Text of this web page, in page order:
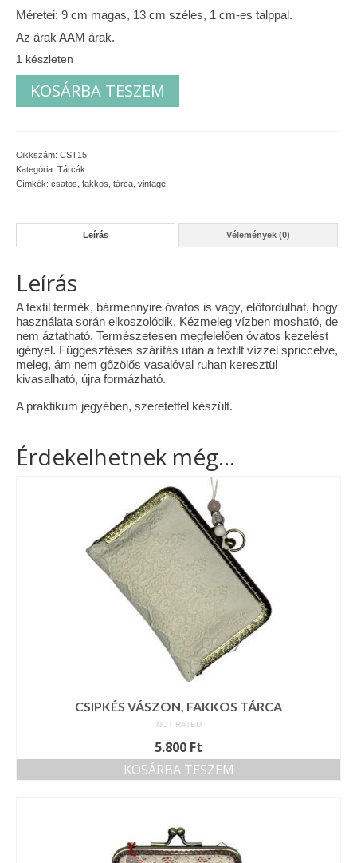
Alapanyagok, kellékek
A termékek tisztítása
Ellynor története
Általános Szerződési Feltételek
Blog
Méretei: 9 cm magas, 13 cm széles, 1 cm-es talppal.
Az árak AAM árak.
1 készleten
Mandalás
fakkos
tárca
KOSÁRBA TESZEM
Cikkszám: CST15
Kategória: Tárcák
Címkék: csatos fakkos tárca vintage
Leírás Vélemények (0)
Leírás
A textil termék, bármennyire óvatos is vagy, előfordulhat, hogy
használata során elkoszolódik. Kézmeleg vízben mosható, de
nem áztatható. Természetesen megfelelően óvatos kezelést
igényel. Függesztéses szárítás után a textilt vízzel spriccelve,
meleg, ám nem gőzölős vasalóval ruhan keresztül
kivasalható, újra formázható.
A praktikum jegyében, szeretettel készült.
Érdekelhetnek még…
CSIPKÉS VÁSZON, FAKKOS TÁRCA
NOT RATED
5.800 Ft
KOSÁRBA TESZEM